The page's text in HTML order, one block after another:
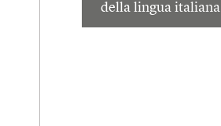
della lingua italiana